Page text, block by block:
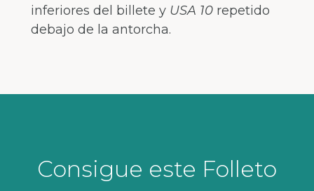
inferiores del billete y USA 10 repetido
debajo de la antorcha.
Consigue este Folleto